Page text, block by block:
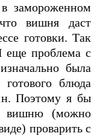
замороженном
вишня даст
готовки. Так
еще проблема с
была
блюда
Поэтому я бы
вишню (можно
проварить с